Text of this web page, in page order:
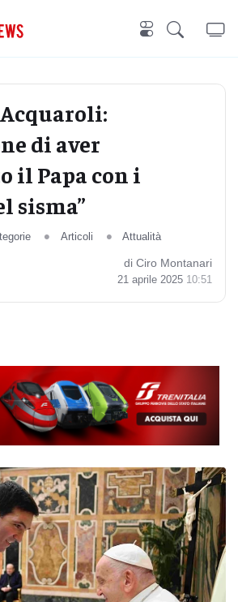
di aver
il Papa con i
sisma”
Articoli Attualità
di Ciro Montanari
21 aprile 2025 10:51